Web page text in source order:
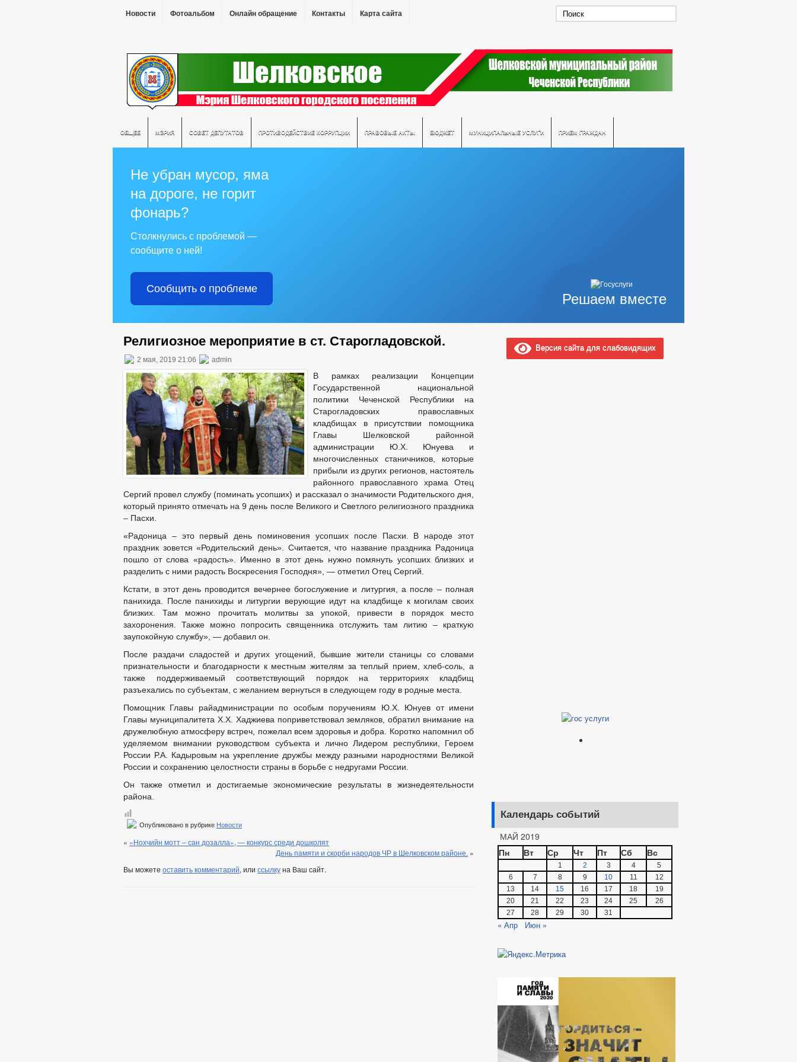
Новости Фотоальбом Онлайн обращение Контакты Карта сайта
ОБЩЕЕ МЭРИЯ СОВЕТ ДЕПУТАТОВ ПРОТИВОДЕЙСТВИЕ КОРРУПЦИИ ПРАВОВЫЕ АКТЫ БЮДЖЕТ МУНИЦИПАЛЬНЫЕ УСЛУГИ ПРИЕМ ГРАЖДАН
Решаем вместе
Не убран мусор, яма
на дороге, не горит
фонарь?
Столкнулись с проблемой —
сообщите о ней!
Сообщить о проблеме
Религиозное мероприятие в ст. Старогладовской.
2 мая, 2019 21:06 admin
В рамках реализации Концепции
Государственной национальной
политики Чеченской Республики на
Старогладовских православных
кладбищах в присутствии помощника
Главы Шелковской районной
администрации Ю.Х. Юнуева и
многочисленных станичников, которые
прибыли из других регионов, настоятель
районного православного храма Отец
Сергий провел службу (поминать усопших) и рассказал о значимости Родительского дня,
который принято отмечать на 9 день после Великого и Светлого религиозного праздника
– Пасхи.
«Радоница – это первый день поминовения усопших после Пасхи. В народе этот
праздник зовется «Родительский день». Считается, что название праздника Радоница
пошло от слова «радость». Именно в этот день нужно помянуть усопших близких и
разделить с ними радость Воскресения Господня», — отметил Отец Сергий.
Кстати, в этот день проводится вечернее богослужение и литургия, а после – полная
панихида. После панихиды и литургии верующие идут на кладбище к могилам своих
близких. Там можно прочитать молитвы за упокой, привести в порядок место
захоронения. Также можно попросить священника отслужить там литию – краткую
заупокойную службу», — добавил он.
После раздачи сладостей и других угощений, бывшие жители станицы со словами
признательности и благодарности к местным жителям за теплый прием, хлеб-соль, а
также поддерживаемый соответствующий порядок на территориях кладбищ
разъехались по субъектам, с желанием вернуться в следующем году в родные места.
Помощник Главы райадминистрации по особым поручениям Ю.Х. Юнуев от имени
Главы муниципалитета Х.Х. Хаджиева поприветствовал земляков, обратил внимание на
дружелюбную атмосферу встреч, пожелал всем здоровья и добра. Коротко напомнил об
уделяемом внимании руководством субъекта и лично Лидером республики, Героем
России Р.А. Кадыровым на укрепление дружбы между разными народностями Великой
России и сохранению целостности страны в борьбе с недругами России.
Он также отметил и достигаемые экономические результаты в жизнедеятельности
района.
Опубликовано в рубрике Новости
« «Нохчийн мотт – сан дозалла», — конкурс среди дошколят
День памяти и скорби народов ЧР в Шелковском районе. »
Вы можете оставить комментарий, или ссылкуна Ваш сайт.
Версия сайта для слабовидящих
Календарь событий
МАЙ 2019
Пн
Вт Ср Чт Пт Сб Вс
1 2 3 4
5
6
7 8 9 10 11
12
13
14 15 16 17 18
19
20
21 22 23 24 25
26
27
28 29 30 31
« Апр Июн »